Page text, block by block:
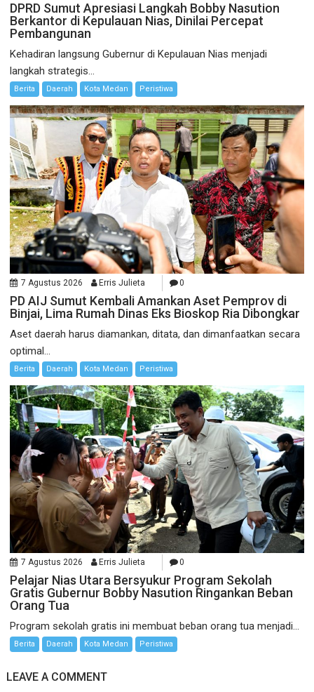
DPRD Sumut Apresiasi Langkah Bobby Nasution
Berkantor di Kepulauan Nias, Dinilai Percepat
Pembangunan
Kehadiran langsung Gubernur di Kepulauan Nias menjadi
langkah strategis...
Berita Daerah Kota Medan Peristiwa
7 Agustus 2026 Erris Julieta 0
PD AIJ Sumut Kembali Amankan Aset Pemprov di
Binjai, Lima Rumah Dinas Eks Bioskop Ria Dibongkar
Aset daerah harus diamankan, ditata, dan dimanfaatkan secara
optimal...
Berita Daerah Kota Medan Peristiwa
7 Agustus 2026 Erris Julieta 0
Pelajar Nias Utara Bersyukur Program Sekolah
Gratis Gubernur Bobby Nasution Ringankan Beban
Orang Tua
Program sekolah gratis ini membuat beban orang tua menjadi...
Berita Daerah Kota Medan Peristiwa
LEAVE A COMMENT